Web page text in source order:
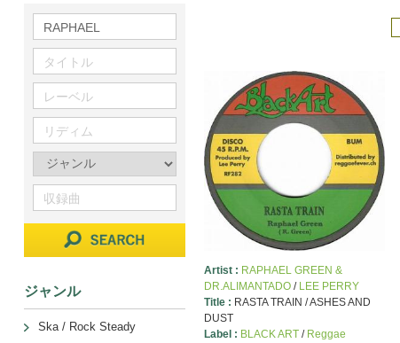
Artist : RAPHAEL GREEN &
DR.ALIMANTADO / LEE PERRY
Title : RASTA TRAIN / ASHES AND
DUST
Label : BLACK ART / Reggae
ジャンル
Ska / Rock Steady